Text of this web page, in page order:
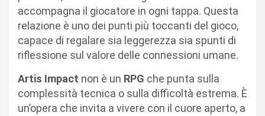
accompagna il giocatore in ogni tappa. Questa
relazione è uno dei punti più toccanti del gioco,
capace di regalare sia leggerezza sia spunti di
riflessione sul valore delle connessioni umane.
Artis Impact non è un RPG che punta sulla
complessità tecnica o sulla difficoltà estrema. È
un’opera che invita a vivere con il cuore aperto, a